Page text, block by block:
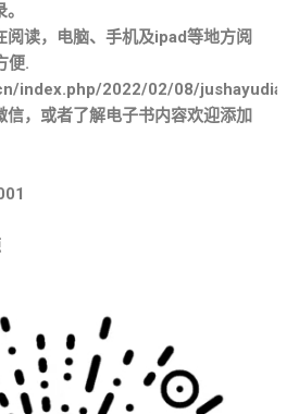
阅读，电脑、手机及ipad等地方阅
便.
index.php/2022/02/08/
信，或者了解电子书内容欢迎添加